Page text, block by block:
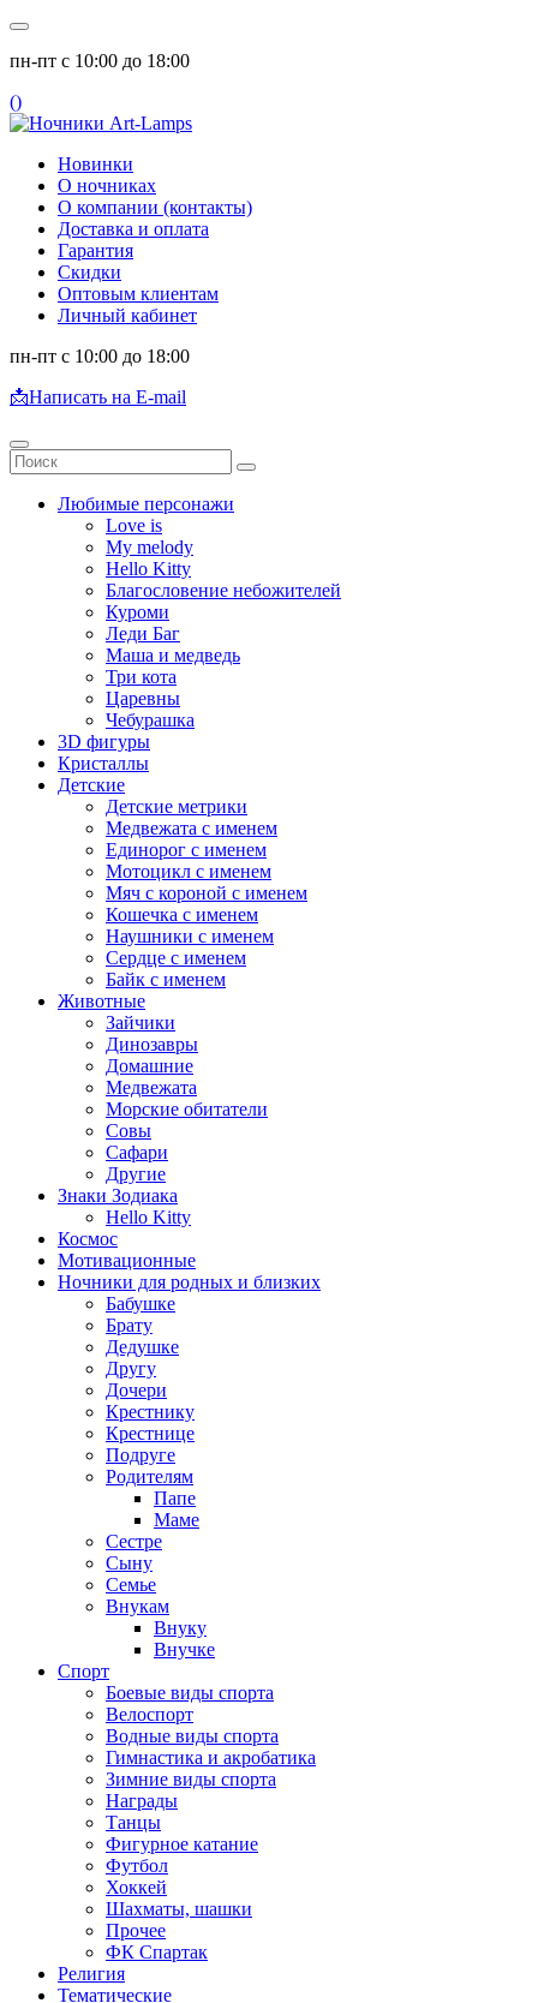
пн-пт с 10:00 до 18:00
()
Новинки
О ночниках
О компании (контакты)
Доставка и оплата
Гарантия
Скидки
Оптовым клиентам
Личный кабинет
пн-пт с 10:00 до 18:00
📩Написать на E-mail
Любимые персонажи
Love is
My melody
Hello Kitty
Благословение небожителей
Куроми
Леди Баг
Маша и медведь
Три кота
Царевны
Чебурашка
3D фигуры
Кристаллы
Детские
Детские метрики
Медвежата с именем
Единорог с именем
Мотоцикл с именем
Мяч с короной с именем
Кошечка с именем
Наушники с именем
Сердце с именем
Байк с именем
Животные
Зайчики
Динозавры
Домашние
Медвежата
Морские обитатели
Совы
Сафари
Другие
Знаки Зодиака
Hello Kitty
Космос
Мотивационные
Ночники для родных и близких
Бабушке
Брату
Дедушке
Другу
Дочери
Крестнику
Крестнице
Подруге
Родителям
Папе
Маме
Сестре
Сыну
Семье
Внукам
Внуку
Внучке
Спорт
Боевые виды спорта
Велоспорт
Водные виды спорта
Гимнастика и акробатика
Зимние виды спорта
Награды
Танцы
Фигурное катание
Футбол
Хоккей
Шахматы, шашки
Прочее
ФК Спартак
Религия
Тематические